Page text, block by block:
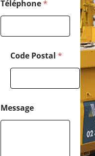
Téléphone*
Code Postal *
Message